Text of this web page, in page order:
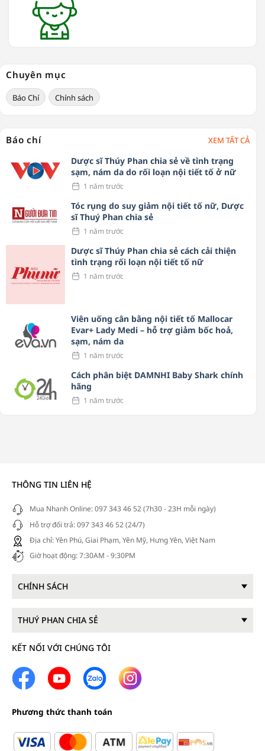
Chuyên mục
Báo Chí Chính sách
Báo chí XEM TẤT CẢ
Dược sĩ Thúy Phan chia sẻ về tình trạng
sạm, nám da do rối loạn nội tiết tố ở nữ
1 năm trước
Tóc rụng do suy giảm nội tiết tố nữ, Dược
sĩ Thuý Phan chia sẻ
1 năm trước
Dược sĩ Thúy Phan chia sẻ cách cải thiện
tình trạng rối loạn nội tiết tố nữ
1 năm trước
Viên uống cân bằng nội tiết tố Mallocar
Evar+ Lady Medi – hỗ trợ giảm bốc hoả,
sạm, nám da
1 năm trước
Cách phân biệt DAMNHI Baby Shark chính
hãng
1 năm trước
THÔNG TIN LIÊN HỆ
Mua Nhanh Online: 097 343 46 52 (7h30 - 23H mỗi ngày)
Hỗ trợ đổi trả: 097 343 46 52 (24/7)
Địa chỉ: Yên Phú, Giai Phạm, Yên Mỹ, Hưng Yên, Việt Nam
Giờ hoạt động: 7:30AM - 9:30PM
CHÍNH SÁCH
THUÝ PHAN CHIA SẺ
KẾT NỐI VỚI CHÚNG TÔI
Phương thức thanh toán